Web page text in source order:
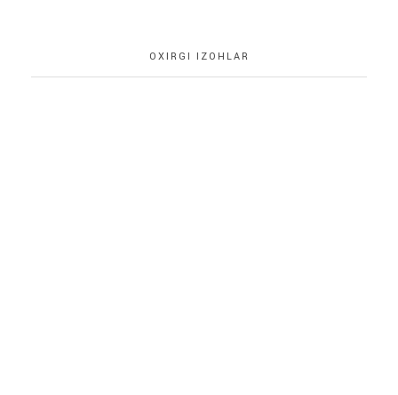
OXIRGI IZOHLAR